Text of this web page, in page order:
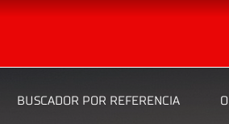
BUSCADOR POR REFERENCIA